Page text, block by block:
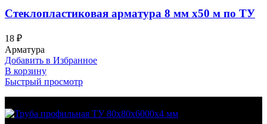
Стеклопластиковая арматура 8 мм х50 м по ТУ
18 ₽
Арматура
Добавить в Избранное
В корзину
Быстрый просмотр